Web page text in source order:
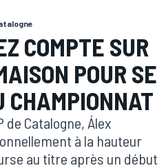
COMPTE SUR
POUR SE
CHAMPIONNAT
de Catalogne, Álex
à la hauteur
au titre après un début